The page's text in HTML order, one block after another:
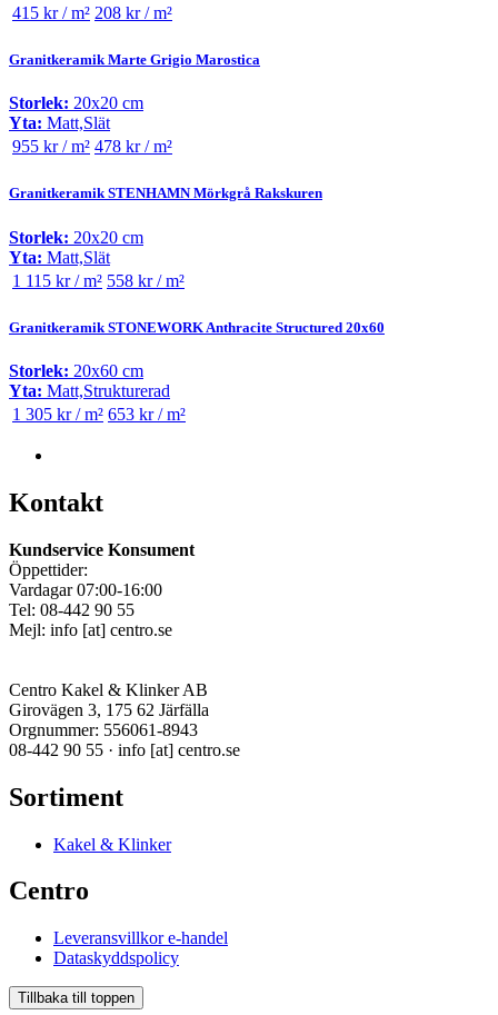
415 kr / m² 208 kr / m²
Granitkeramik Marte Grigio Marostica
Storlek: 20x20 cm
Yta: Matt,Slät
955 kr / m² 478 kr / m²
Granitkeramik STENHAMN Mörkgrå Rakskuren
Storlek: 20x20 cm
Yta: Matt,Slät
1 115 kr / m² 558 kr / m²
Granitkeramik STONEWORK Anthracite Structured 20x60
Storlek: 20x60 cm
Yta: Matt,Strukturerad
1 305 kr / m² 653 kr / m²
Kontakt
Kundservice Konsument
Öppettider:
Vardagar 07:00-16:00
Tel: 08-442 90 55
Mejl: info [at] centro.se
Centro Kakel & Klinker AB
Girovägen 3, 175 62 Järfälla
Orgnummer: 556061-8943
08-442 90 55 · info [at] centro.se
Sortiment
Kakel & Klinker
Centro
Leveransvillkor e-handel
Dataskyddspolicy
Tillbaka till toppen